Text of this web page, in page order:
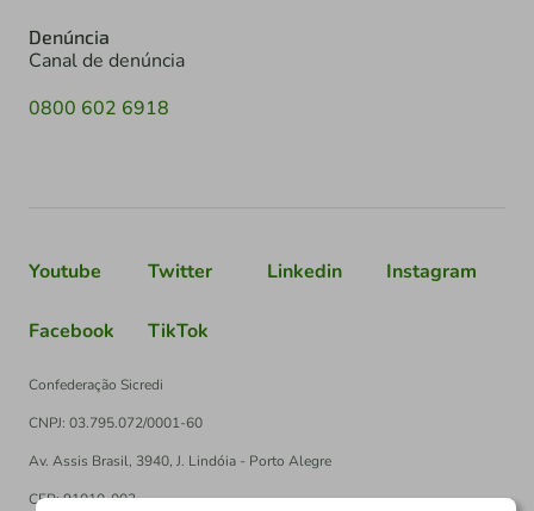
Denúncia
Canal de denúncia
0800 602 6918
Youtube Twitter Linkedin Instagram
Facebook TikTok
Confederação Sicredi
CNPJ: 03.795.072/0001-60
Av. Assis Brasil, 3940, J. Lindóia - Porto Alegre
CEP: 91010-003